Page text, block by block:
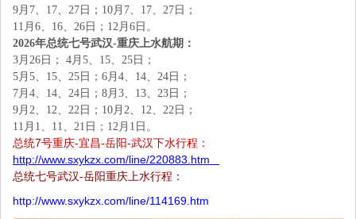
9月7、17、27日；10月7、17、27日；
11月6、16、26日；12月6日。
2026年总统七号武汉-重庆上水航期：
3月26日； 4月5、15、25日；
5月5、15、25日；6月4、14、24日；
7月4、14、24日；8月3、13、23日；
9月2、12、22日；10月2、12、22日；
11月1、11、21日；12月1日。
总统7号重庆-宜昌-岳阳-武汉下水行程：
http://www.sxykzx.com/line/220883.htm
总统七号武汉-岳阳重庆上水行程：
http://www.sxykzx.com/line/114169.htm